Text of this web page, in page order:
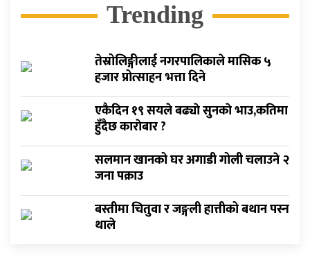
Trending
तेस्रोलिङ्गीलाई नगरपालिकाले मासिक ५
हजार प्रोत्साहन भत्ता दिने
एकैदिन १९ सयले बढ्याे सुनकाे भाउ,कतिमा
हुँदैछ काराेबार ?
सलमान खानको घर अगाडी गोली चलाउने २
जना पक्राउ
बस्तीमा चितुवा र जङ्गली हात्तीको बथान पस्न
थाले